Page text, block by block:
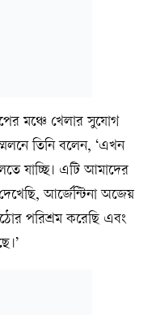
মঞ্চে খেলার সুযোগ
তিনি বলেন, ‘এখন
যাচ্ছি। এটি আমাদের
আর্জেন্টিনা অজেয়
পরিশ্রম করেছি এবং